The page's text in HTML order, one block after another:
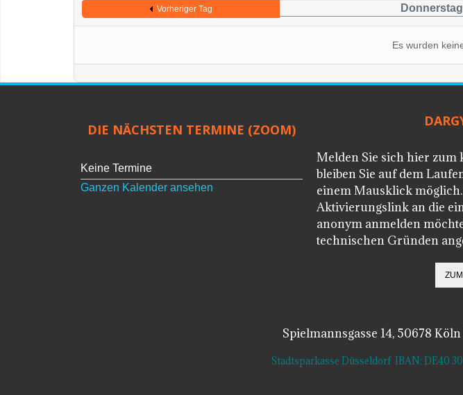
Vorheriger Tag
Es wurden
DIE NÄCHSTEN TERMINE (ZOOM)
Keine Termine
Ganzen Kalender ansehen
Melden Sie sich hier zum
bleiben Sie auf dem
einem Mausklick
Aktivierungslink an die
anonym anmelden
technischen Gründen
Spielmannsgasse 14, 50678
Stadtsparkasse Düsseldorf IBAN: DE40